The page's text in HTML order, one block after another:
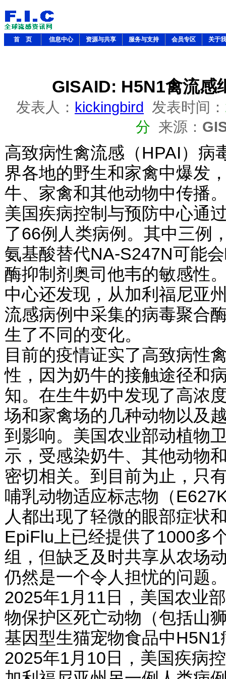
首 页 信息中心 资源与共享 服务与支持 会员专区 关于
GISAID: H5N1禽流感
发表人： kickingbird 发表时间：
分 来源：
高致病性禽流感（HPAI）病
界各地的野生和家禽中爆发
牛、家禽和其他动物中传播
美国疾病控制与预防中心通
了66例人类病例。其中三例
氨基酸替代NA-S247N可能
酶抑制剂奥司他韦的敏感性
中心还发现，从加利福尼亚
流感病例中采集的病毒聚合
生了不同的变化。
目前的疫情证实了高致病性
性，因为奶牛的接触途径和
知。在生牛奶中发现了高浓
场和家禽场的几种动物以及
到影响。美国农业部动植物
示，受感染奶牛、其他动物
密切相关。到目前为止，只
哺乳动物适应标志物（
人都出现了轻微的眼部症状
EpiFlu上已经提供了1000多
组，但缺乏及时共享从农场
仍然是一个令人担忧的问题
2025年1月11日，美国农业
物保护区死亡动物（包括山
基因型生猫宠物食品中
2025年1月10日，美国疾病